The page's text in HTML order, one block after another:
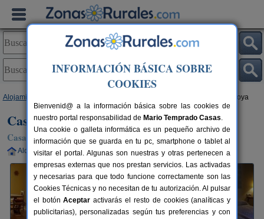
Alojamientos > Casa Villarroya
Casa Villarroya
Casa Rural en Villarroya de Los Pinares (Teruel)
Alquiler completo 5+1 plazas 50 km de Teruel
INFORMACIÓN BÁSICA SOBRE
COOKIES
Bienvenid@ a la información básica sobre las cookies de
nuestro portal responsabilidad de Mario Temprado Casas.
Una cookie o galleta informática es un pequeño archivo de
información que se guarda en tu pc, smartphone o tablet al
visitar el portal. Algunas son nuestras y otras pertenecen a
empresas externas que nos prestan servicios. Las activadas
y necesarias para que todo funcione correctamente son las
Cookies Técnicas y no necesitan de tu autorización. Al pulsar
el botónAceptar activarás el resto de cookies (analíticas y
publicitarias), personalizadas según tus preferencias y con